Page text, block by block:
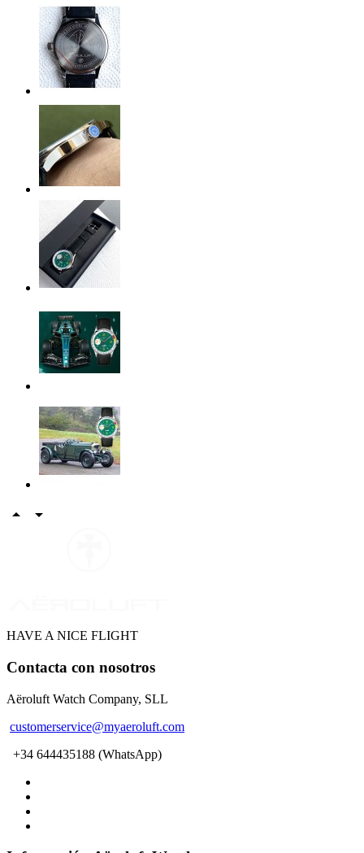
 
HAVE A NICE FLIGHT
Contacta con nosotros
Aëroluft Watch Company, SLL
customerservice@myaeroluft.com
+34 644435188 (WhatsApp)